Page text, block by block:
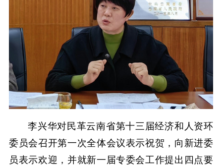
李兴华对民革云南省第十三届经济和人资环
委员会召开第一次全体会议表示祝贺，向新进委
员表示欢迎，并就新一届专委会工作提出四点要